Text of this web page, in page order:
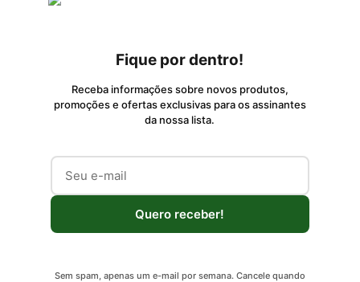
Fique por dentro!
Receba informações sobre novos produtos,
promoções e ofertas exclusivas para os assinantes
da nossa lista.
Quero receber!
Sem spam, apenas um e-mail por semana. Cancele quando